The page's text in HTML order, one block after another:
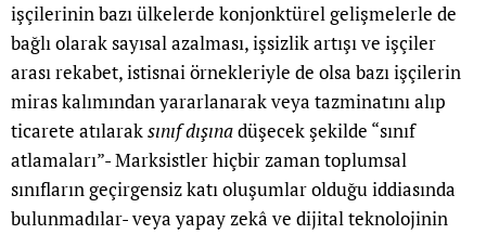
işçilerinin bazı ülkelerde konjonktürel gelişmelerle de
bağlı olarak sayısal azalması, işsizlik artışı ve işçiler
arası rekabet, istisnai örnekleriyle de olsa bazı işçilerin
miras kalımından yararlanarak veya tazminatını alıp
ticarete atılaraksınıf dışınadüşecek şekilde “sınıf
atlamaları”- Marksistler hiçbir zaman toplumsal
sınıfların geçirgensiz katı oluşumlar olduğu iddiasında
bulunmadılar- veya yapay zekâ ve dijital teknolojinin